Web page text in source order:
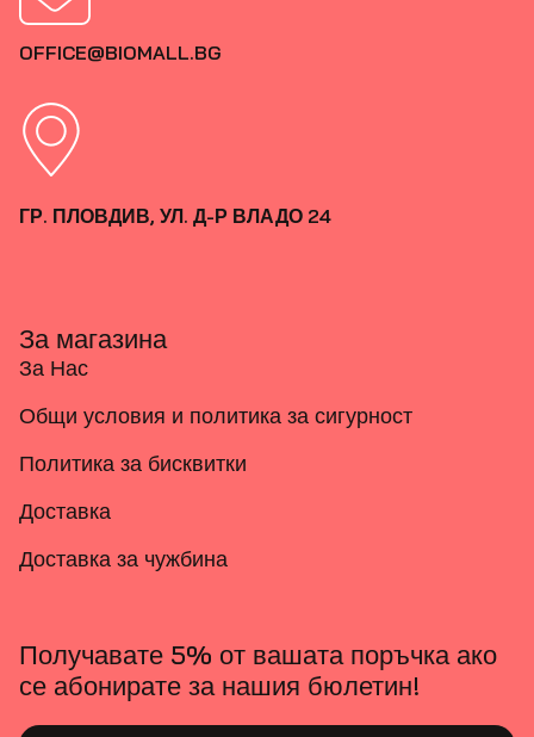
OFFICE@BIOMALL.BG
ГР. ПЛОВДИВ, УЛ. Д-Р ВЛАДО 24
За магазина
За Нас
Общи условия и политика за сигурност
Политика за бисквитки
Доставка
Доставка за чужбина
Получавате 5% от вашата поръчка ако
се абонирате за нашия бюлетин!